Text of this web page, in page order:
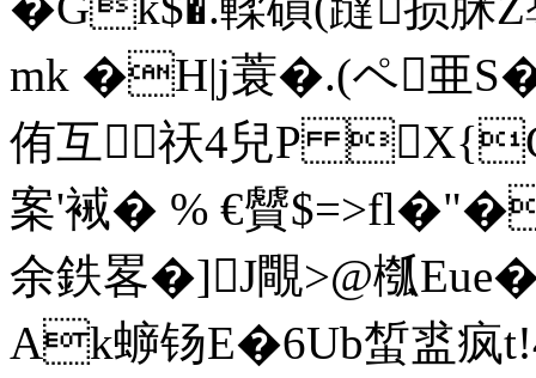
mk �H|j蓑�.(ペ亜
侑互祆4兒P
案'裓� % €贙
余鉄畧�]J覸>@槬
Ak蝷钖E�6Ub蜤盚疯